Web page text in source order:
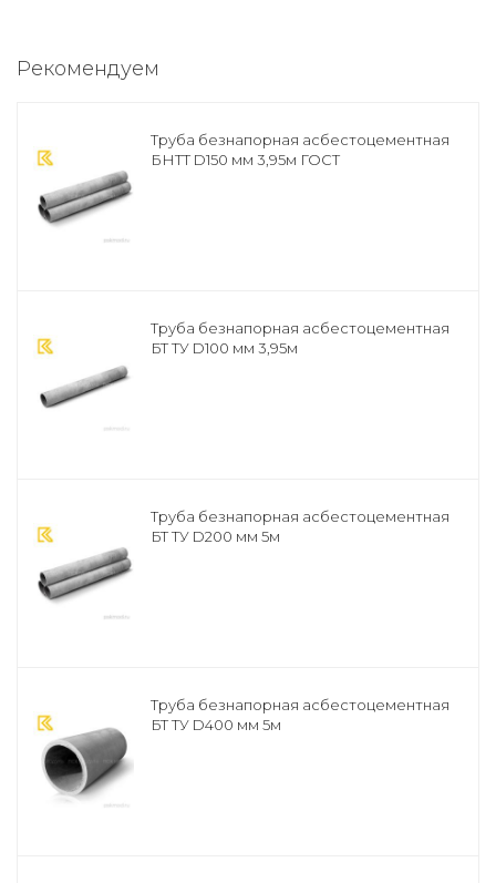
Рекомендуем
Труба безнапорная асбестоцементная
БНТТ D150 мм 3,95м ГОСТ
Труба безнапорная асбестоцементная
БТ ТУ D100 мм 3,95м
Труба безнапорная асбестоцементная
БТ ТУ D200 мм 5м
Труба безнапорная асбестоцементная
БТ ТУ D400 мм 5м